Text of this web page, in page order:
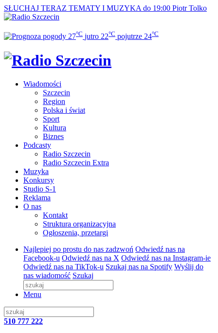
SŁUCHAJ TERAZ TEMATY I MUZYKA do 19:00 Piotr Tolko
27°C jutro 22°C pojutrze 24°C
Wiadomości
Szczecin
Region
Polska i świat
Sport
Kultura
Biznes
Podcasty
Radio Szczecin
Radio Szczecin Extra
Muzyka
Konkursy
Studio S-1
Reklama
O nas
Kontakt
Struktura organizacyjna
Ogłoszenia, przetargi
Najlepiej po prostu do nas zadzwoń Odwiedź nas na
Facebook-u Odwiedź nas na X Odwiedź nas na Instagram-ie
Odwiedź nas na TikTok-u Szukaj nas na Spotify Wyślij do
nas wiadomość Szukaj
Menu
510 777 222